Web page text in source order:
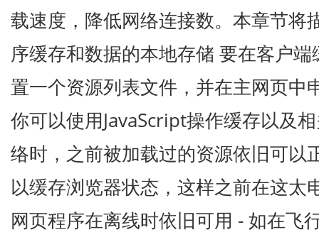
载速度，降低网络连接数。本章节将
序缓存和数据的本地存储 要在客户
置一个资源列表文件，并在主网页中
你可以使用JavaScript操作缓存以及
络时，之前被加载过的资源依旧可以
以缓存浏览器状态，这样之前在这太
网页程序在离线时依旧可用 - 如在飞